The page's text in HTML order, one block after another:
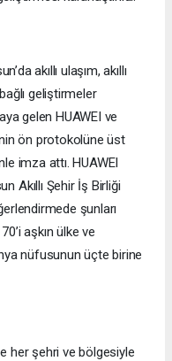
akıllı ulaşım, akıllı
geliştirmeler
gelen HUAWEI ve
ön protokolüne üst
imza attı. HUAWEI
Akıllı Şehir İş Birliği
şunları
aşkın ülke ve
nüfusunun üçte birine
her şehri ve bölgesiyle